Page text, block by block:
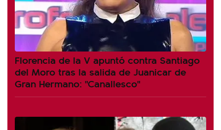
Florencia de la V apuntó contra Santiago
del Moro tras la salida de Juanicar de
Gran Hermano: "Canallesco"